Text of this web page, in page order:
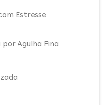
Estresse
por Agulha Fina